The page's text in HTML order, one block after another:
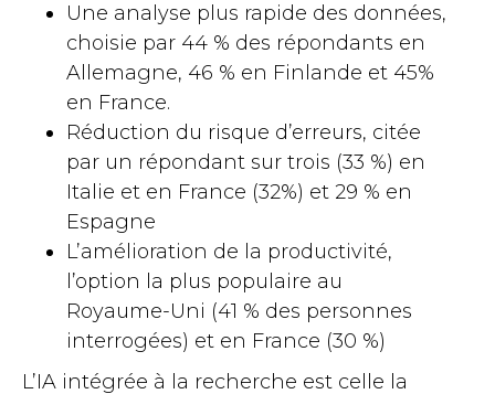
Une analyse plus rapide des données,
choisie par 44 % des répondants en
Allemagne, 46 % en Finlande et 45%
en France.
Réduction du risque d’erreurs, citée
par un répondant sur trois (33 %) en
Italie et en France (32%) et 29 % en
Espagne
L’amélioration de la productivité,
l’option la plus populaire au
Royaume-Uni (41 % des personnes
interrogées) et en France (30 %)
L’IA intégrée à la recherche est celle la